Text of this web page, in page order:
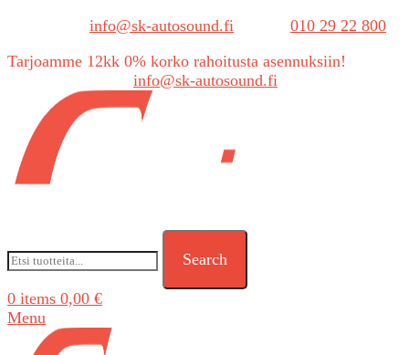
info@sk-autosound.fi
010 29 22 800
Tarjoamme 12kk 0% korko rahoitusta asennuksiin!
info@sk-autosound.fi
Search
0 items 0,00 €
Menu